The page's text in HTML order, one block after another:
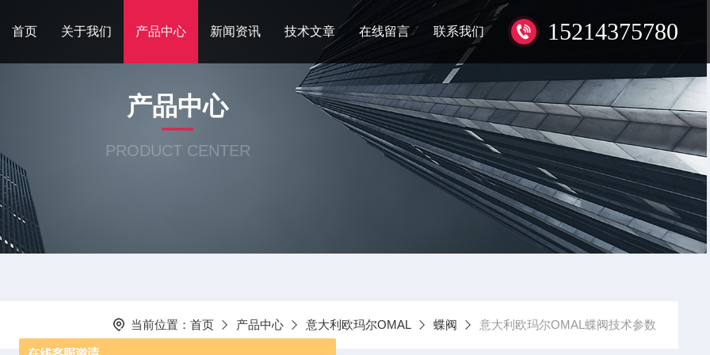
15214375780
首页 关于我们 产品中心 新闻资讯 技术文章 在线留言 联系我们
产品中心
PRODUCT CENTER
当前位置： 首页 产品中心 意大利欧玛尔OMAL 蝶阀 意大利欧玛尔OMAL蝶阀技术参数